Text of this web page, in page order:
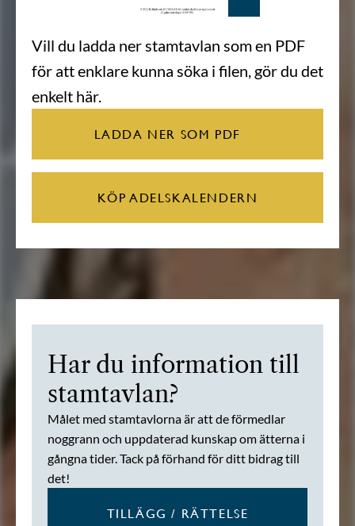
Vill du ladda ner stamtavlan som en PDF
för att enklare kunna söka i filen, gör du det
enkelt här.
LADDA NER SOM PDF
KÖP ADELSKALENDERN
Har du information till
stamtavlan?
Målet med stamtavlorna är att de förmedlar
noggrann och uppdaterad kunskap om ätterna i
gångna tider. Tack på förhand för ditt bidrag till
det!
TILLÄGG / RÄTTELSE